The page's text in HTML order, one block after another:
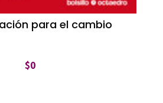
para el cambio
$0